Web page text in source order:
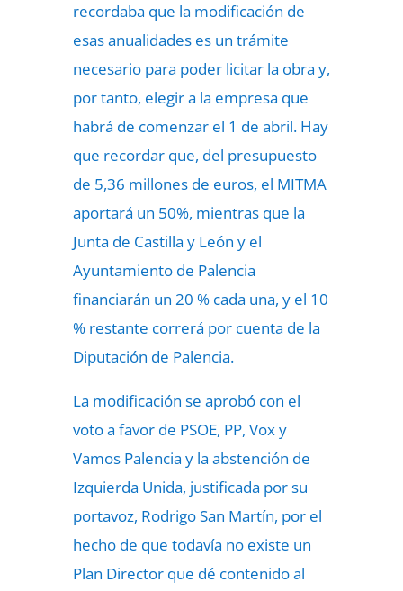
recordaba que la modificación de
esas anualidades es un trámite
necesario para poder licitar la obra y,
por tanto, elegir a la empresa que
habrá de comenzar el 1 de abril. Hay
que recordar que, del presupuesto
de 5,36 millones de euros, el MITMA
aportará un 50%, mientras que la
Junta de Castilla y León y el
Ayuntamiento de Palencia
financiarán un 20 % cada una, y el 10
% restante correrá por cuenta de la
Diputación de Palencia.
La modificación se aprobó con el
voto a favor de PSOE, PP, Vox y
Vamos Palencia y la abstención de
Izquierda Unida, justificada por su
portavoz, Rodrigo San Martín, por el
hecho de que todavía no existe un
Plan Director que dé contenido al